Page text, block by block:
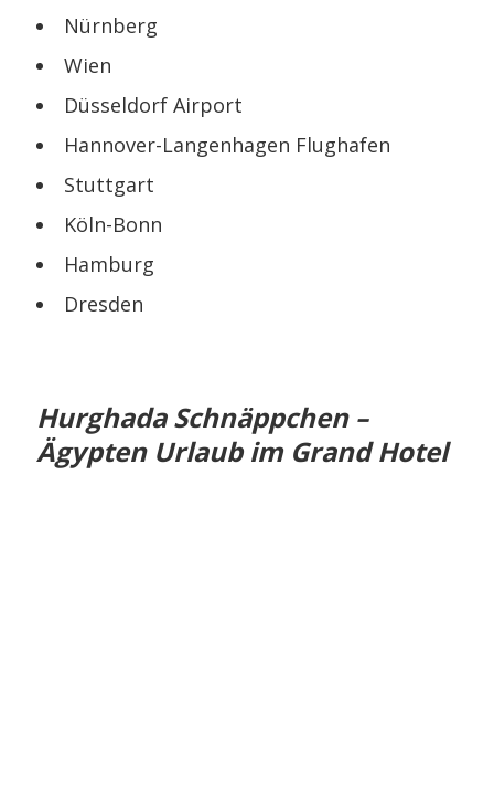
Nürnberg
Wien
Düsseldorf Airport
Hannover-Langenhagen Flughafen
Stuttgart
Köln-Bonn
Hamburg
Dresden
Hurghada Schnäppchen –
Ägypten Urlaub im Grand Hotel